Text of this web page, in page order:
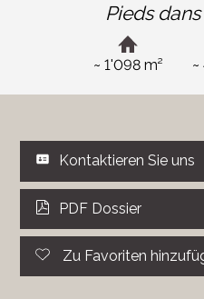
Pieds
~ 1'098 m² ~
Kontaktieren Sie uns
PDF Dossier
Zu Favoriten